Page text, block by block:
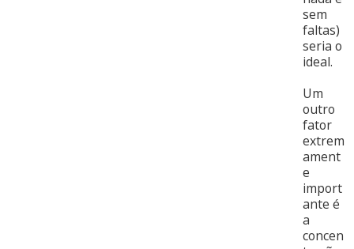
sem
faltas)
seria o
ideal.
Um
outro
fator
extrem
ament
e
import
ante é
a
concen